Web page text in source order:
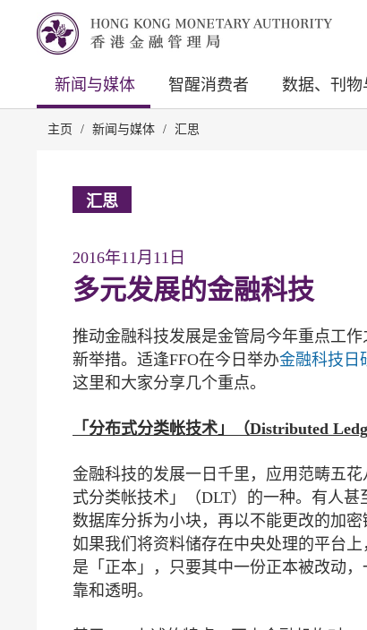
新闻与媒体 智醒消费者 数据、刊
主页 / 新闻与媒体 / 汇思
汇思
2016年11月11日
多元发展的金融科技
推动金融科技发展是金管局今年重点工
新举措。适逢FFO在今日举办金融科技日
这里和大家分享几个重点。
「分布式分类帐技术」（Distributed
金融科技的发展一日千里，应用范畴五
式分类帐技术」（DLT）的一种。有人
数据库分拆为小块，再以不能更改的加
如果我们将资料储存在中央处理的平台
是「正本」，只要其中一份正本被改动
靠和透明。